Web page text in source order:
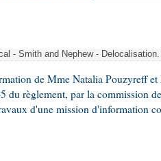
- Smith and Nephew -
de Mme Natalia Pouzyreff
du règlement, par la commission
d'une mission d'information